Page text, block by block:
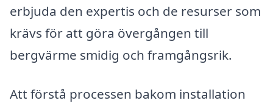
erbjuda den expertis och de resurser som
krävs för att göra övergången till
bergvärme smidig och framgångsrik.
Att förstå processen bakom installation